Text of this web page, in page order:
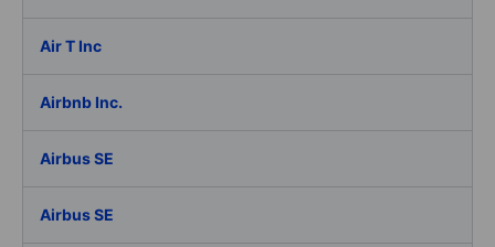
Air T Inc
Airbnb Inc.
Airbus SE
Airbus SE